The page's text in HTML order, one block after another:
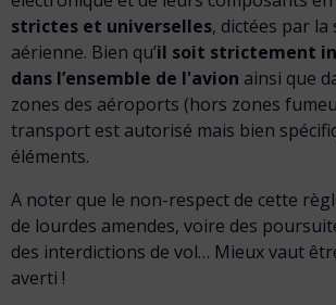
strictes et universelles, dictées par la
aérienne. Bien qu’il soit strictement
dans l’ensemble de l'avion ainsi que
zones des aéroports (hors zones
transport est autorisé mais bien
éléments.
A noter que le non-respect de cette
de lourdes amendes, voire des
des interdictions de vol… Mieux vaut
averti !